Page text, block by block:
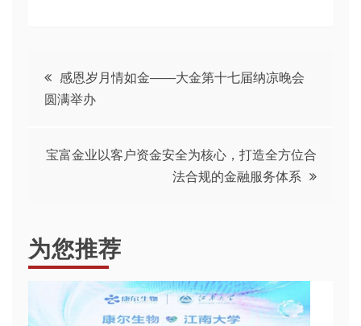
文
章
导
感恩岁月情如金——大金第十七届纳凉晚会
圆满举办
宝富金业以客户资金安全为核心，打造全方位合
法合规的金融服务体系
为您推荐